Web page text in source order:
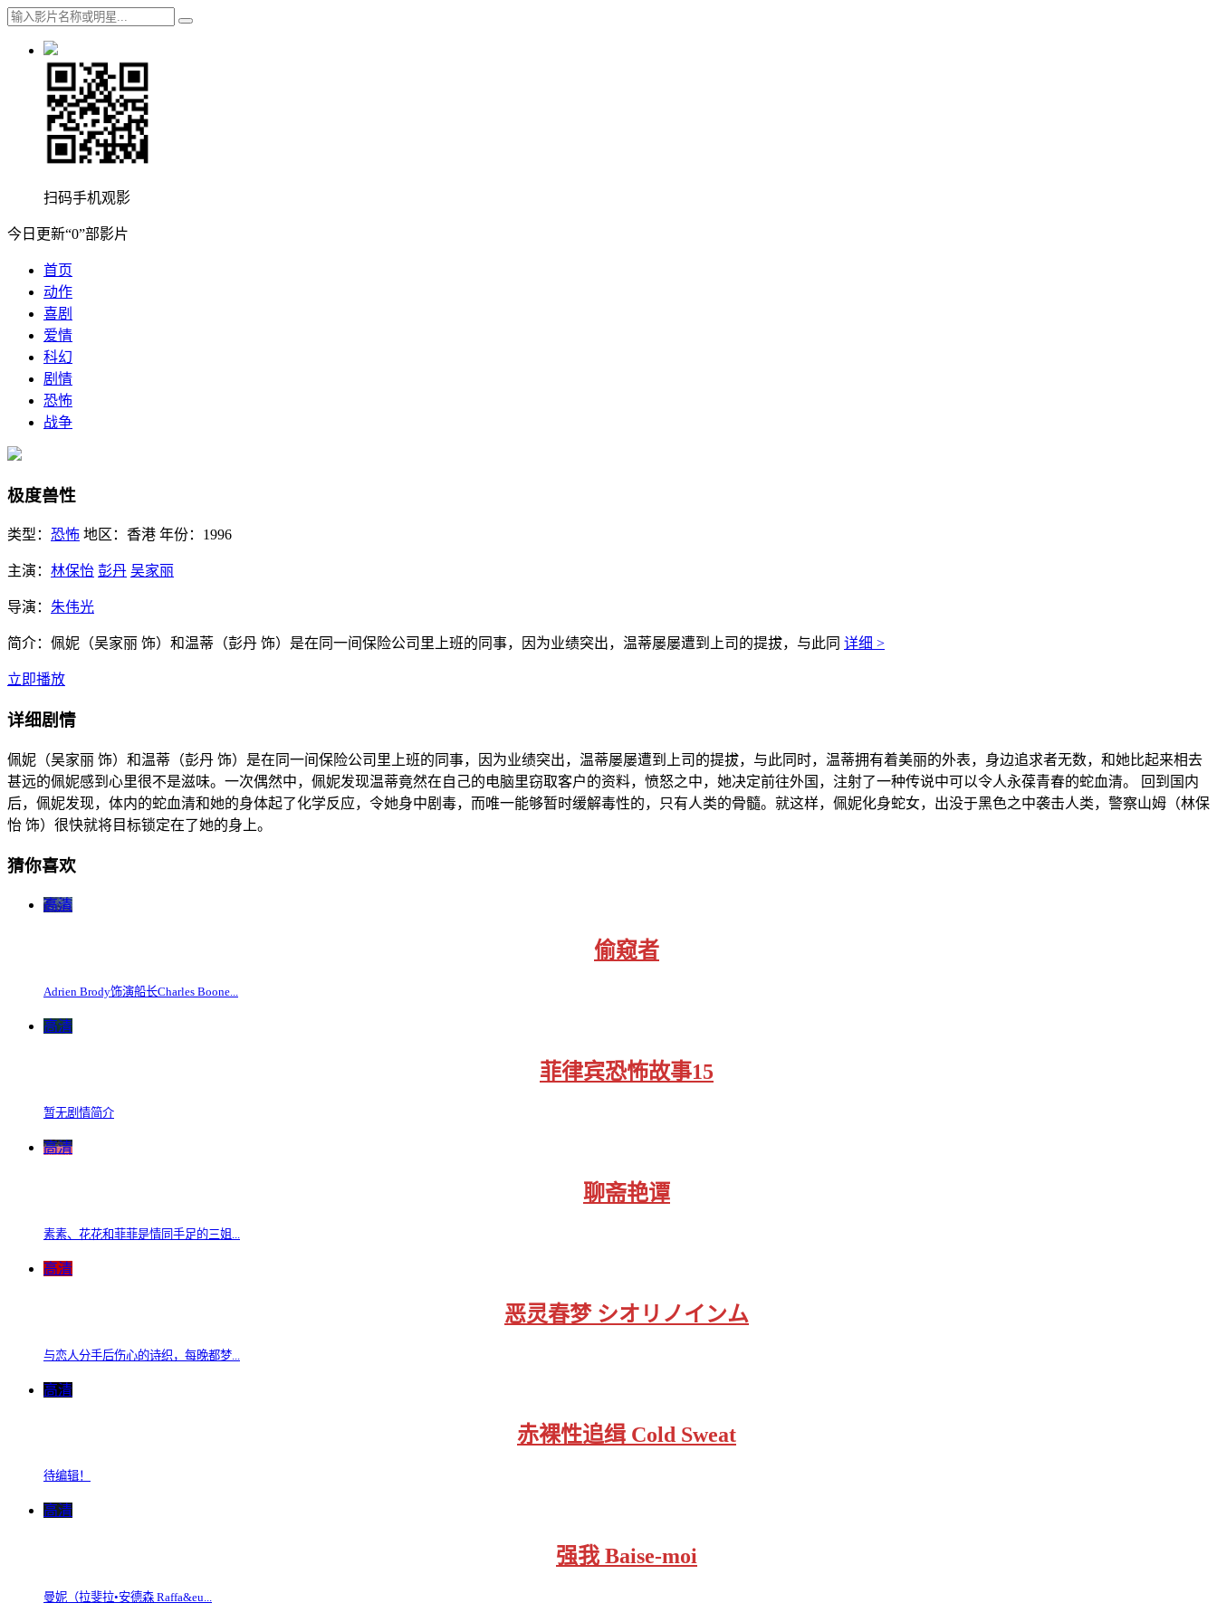
扫码手机观影
今日更新“0”部影片
首页
动作
喜剧
爱情
科幻
剧情
恐怖
战争
极度兽性
类型： 恐怖 地区： 香港 年份： 1996
主演： 林保怡 彭丹 吴家丽
导演： 朱伟光
简介： 佩妮（吴家丽 饰）和温蒂（彭丹 饰）是在同一间保险公司里上班的同事，因为业绩突出，温蒂屡屡遭到上司的提拔，与此同 详细 >
立即播放
详细剧情
佩妮（吴家丽 饰）和温蒂（彭丹 饰）是在同一间保险公司里上班的同事，因为业绩突出，温蒂屡屡遭到上司的提拔，与此同时，温蒂拥有着美丽的外表，身边追求者无数，和她比起来相去
甚远的佩妮感到心里很不是滋味。一次偶然中，佩妮发现温蒂竟然在自己的电脑里窃取客户的资料，愤怒之中，她决定前往外国，注射了一种传说中可以令人永葆青春的蛇血清。 回到国内
后，佩妮发现，体内的蛇血清和她的身体起了化学反应，令她身中剧毒，而唯一能够暂时缓解毒性的，只有人类的骨髓。就这样，佩妮化身蛇女，出没于黑色之中袭击人类，警察山姆（林保
怡 饰）很快就将目标锁定在了她的身上。
猜你喜欢
高清
偷窥者
Adrien Brody饰演船长Charles Boone...
高清
菲律宾恐怖故事15
暂无剧情简介
高清
聊斋艳谭
素素、花花和菲菲是情同手足的三姐...
高清
恶灵春梦 シオリノインム
与恋人分手后伤心的诗织，每晚都梦...
高清
赤裸性追缉 Cold Sweat
待编辑！
高清
强我 Baise-moi
曼妮（拉斐拉•安德森 Raffa&eu...